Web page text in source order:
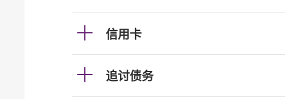
信用卡
追讨债务